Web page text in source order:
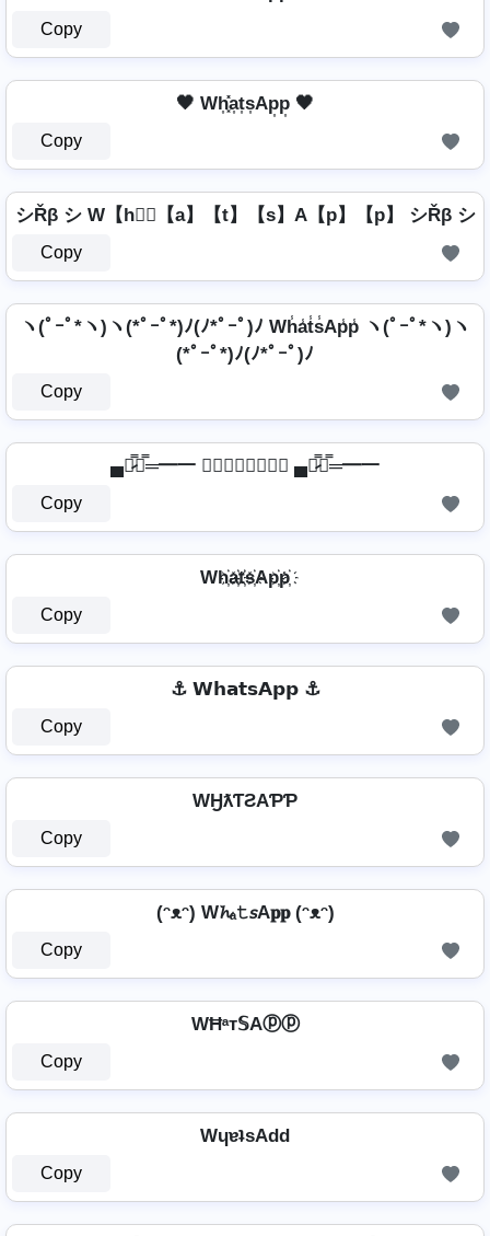
Copy
🖤 Wh͎͓̽a͎t͎s͎Ap͎p͎ 🖤
Copy
シŘβ シ W【h】⃣【a】【t】【s】A【p】【p】 シŘβ シ
Copy
ヽ(ﾟｰﾟ*ヽ)ヽ(*ﾟｰﾟ*)ﾉ(ﾉ*ﾟｰﾟ)ﾉ Wh̾a̾t̾s̾Ap̾p̾ ヽ(ﾟｰﾟ*ヽ)ヽ
(*ﾟｰﾟ*)ﾉ(ﾉ*ﾟｰﾟ)ﾉ
Copy
▄︻̷̿┻̿═━一 𝒲𝒽𝒶𝓉𝓈𝒜𝓅𝓅 ▄︻̷̿┻̿═━一
Copy
Wh҉a҉t҉s҉Ap҉p҉
Copy
⚓ 𝗪𝗵𝗮𝘁𝘀𝗔𝗽𝗽 ⚓
Copy
WӇƛƬƧAƤƤ
Copy
(ᵔᴥᵔ) W𝓱ₐ𝚝𝘴A𝐩𝐩 (ᵔᴥᵔ)
Copy
WĦᵃт𝕊Aⓟⓟ
Copy
WɥɐʇsAdd
Copy